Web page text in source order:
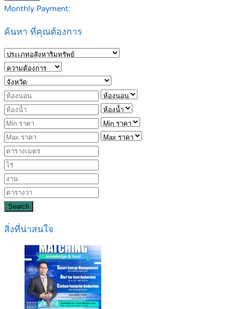
Monthly Payment:
ค้นหา ที่คุณต้องการ
Search
สิ่งที่น่าสนใจ